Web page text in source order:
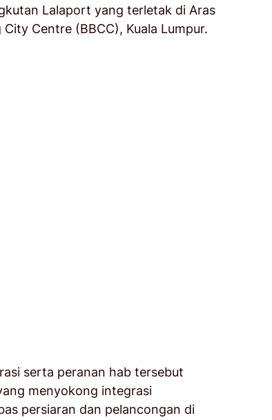
Lalaport yang terletak di Aras
Centre (BBCC), Kuala Lumpur.
serta peranan hab tersebut
menyokong integrasi
persiaran dan pelancongan di